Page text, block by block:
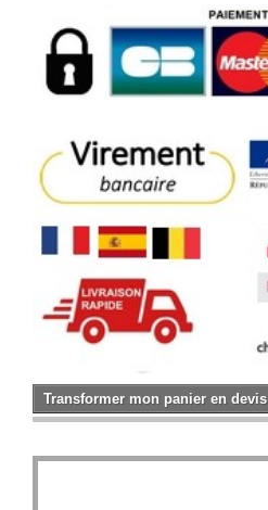
Transformer mon panier en devis